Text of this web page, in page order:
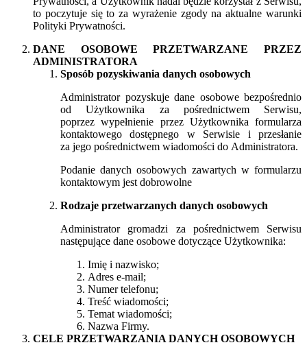
to poczytuje się to za wyrażenie zgody na aktualne warunki
Polityki Prywatności.
DANE OSOBOWE PRZETWARZANE PRZEZ
ADMINISTRATORA
Sposób pozyskiwania danych osobowych
Administrator pozyskuje dane osobowe bezpośrednio
od Użytkownika za pośrednictwem Serwisu,
poprzez wypełnienie przez Użytkownika formularza
kontaktowego dostępnego w Serwisie i przesłanie
za jego pośrednictwem wiadomości do Administratora.
Podanie danych osobowych zawartych w formularzu
kontaktowym jest dobrowolne
Rodzaje przetwarzanych danych osobowych
Administrator gromadzi za pośrednictwem Serwisu
następujące dane osobowe dotyczące Użytkownika:
Imię i nazwisko;
Adres e-mail;
Numer telefonu;
Treść wiadomości;
Temat wiadomości;
Nazwa Firmy.
CELE PRZETWARZANIA DANYCH OSOBOWYCH